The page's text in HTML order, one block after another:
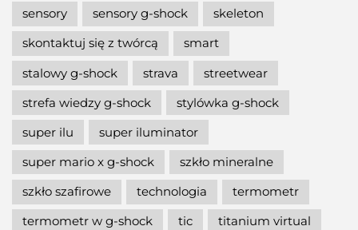
sensory
sensory g-shock
skeleton
skontaktuj się z twórcą
smart
stalowy g-shock
strava
streetwear
strefa wiedzy g-shock
stylówka g-shock
super ilu
super iluminator
super mario x g-shock
szkło mineralne
szkło szafirowe
technologia
termometr
termometr w g-shock
tic
titanium virtual